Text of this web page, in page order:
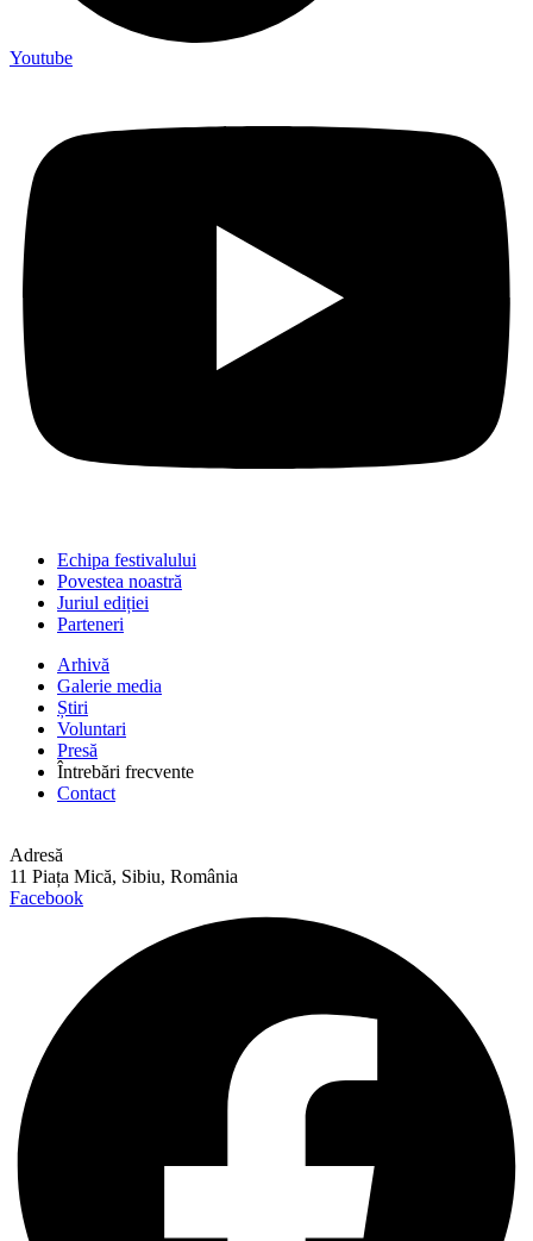
Youtube
Echipa festivalului
Povestea noastră
Juriul ediției
Parteneri
Arhivă
Galerie media
Știri
Voluntari
Presă
Întrebări frecvente
Contact
Adresă
11 Piața Mică, Sibiu, România
Facebook